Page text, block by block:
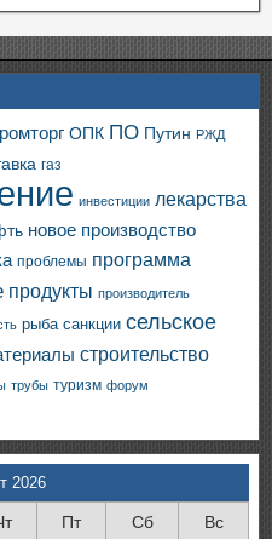
ОПК ПО Путин РЖД
газ
инвестиции лекарства
новое производство
проблемы программа
продукты производитель
рыба санкции сельское
строительство
трубы туризм форум
2026
Пт Сб Вс